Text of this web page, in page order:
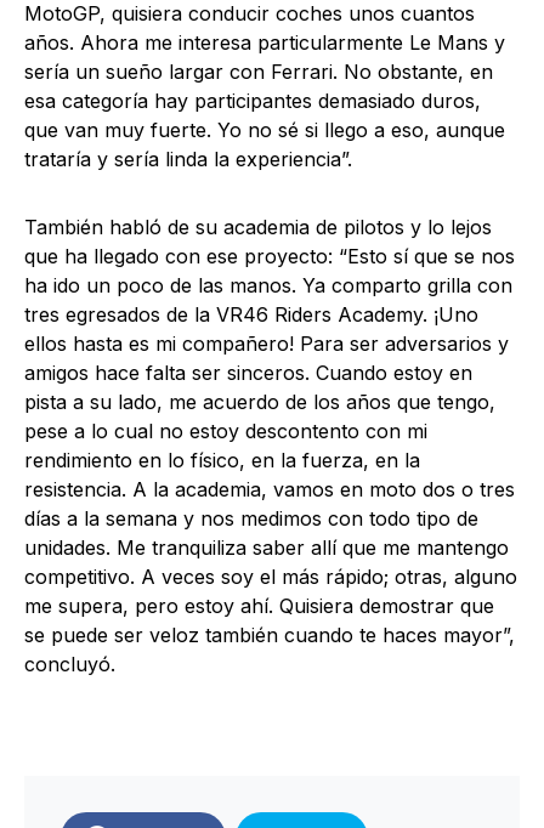
MotoGP, quisiera conducir coches unos cuantos
años. Ahora me interesa particularmente Le Mans y
sería un sueño largar con Ferrari. No obstante, en
esa categoría hay participantes demasiado duros,
que van muy fuerte. Yo no sé si llego a eso, aunque
trataría y sería linda la experiencia”.
También habló de su academia de pilotos y lo lejos
que ha llegado con ese proyecto: “Esto sí que se nos
ha ido un poco de las manos. Ya comparto grilla con
tres egresados de la VR46 Riders Academy. ¡Uno
ellos hasta es mi compañero! Para ser adversarios y
amigos hace falta ser sinceros. Cuando estoy en
pista a su lado, me acuerdo de los años que tengo,
pese a lo cual no estoy descontento con mi
rendimiento en lo físico, en la fuerza, en la
resistencia. A la academia, vamos en moto dos o tres
días a la semana y nos medimos con todo tipo de
unidades. Me tranquiliza saber allí que me mantengo
competitivo. A veces soy el más rápido; otras, alguno
me supera, pero estoy ahí. Quisiera demostrar que
se puede ser veloz también cuando te haces mayor”,
concluyó.